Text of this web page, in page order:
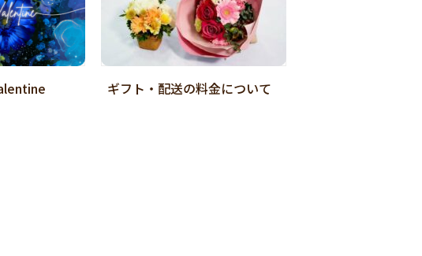
ギフト・配送の料金について